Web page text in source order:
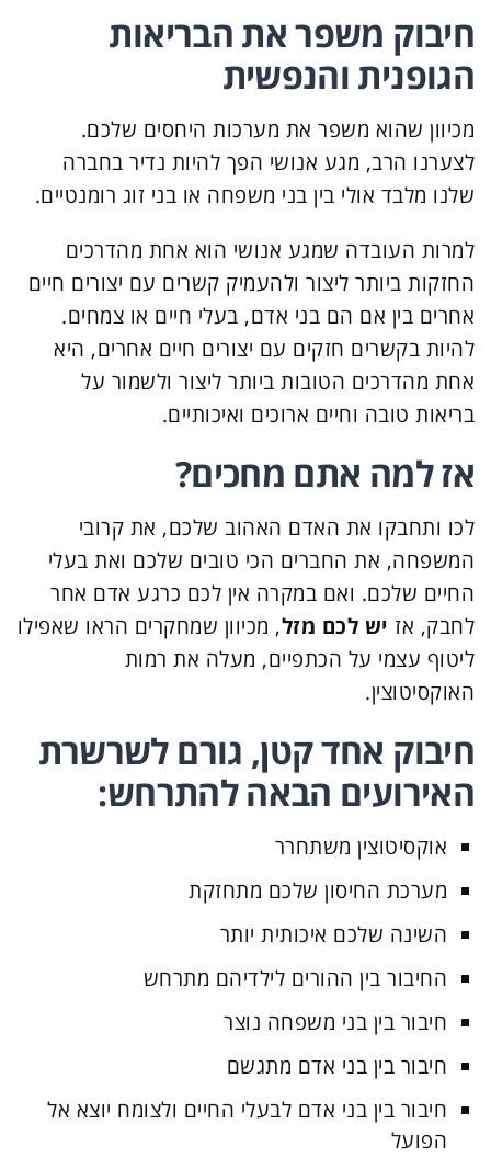
חיבוק משפר את הבריאות
הגופנית והנפשית
מכיוון שהוא משפר את מערכות היחסים שלכם.
לצערנו הרב, מגע אנושי הפך להיות נדיר בחברה
שלנו מלבד אולי בין בני משפחה או בני זוג רומנטיים.
למרות העובדה שמגע אנושי הוא אחת מהדרכים
החזקות ביותר ליצור ולהעמיק קשרים עם יצורים חיים
אחרים בין אם הם בני אדם, בעלי חיים או צמחים.
להיות בקשרים חזקים עם יצורים חיים אחרים, היא
אחת מהדרכים הטובות ביותר ליצור ולשמור על
בריאות טובה וחיים ארוכים ואיכותיים.
אז למה אתם מחכים?
לכו ותחבקו את האדם האהוב שלכם, את קרובי
המשפחה, את החברים הכי טובים שלכם ואת בעלי
החיים שלכם. ואם במקרה אין לכם כרגע אדם אחר
לחבק, אז יש לכם מזל, מכיוון שמחקרים הראו שאפילו
ליטוף עצמי על הכתפיים, מעלה את רמות
האוקסיטוצין.
חיבוק אחד קטן, גורם לשרשרת
האירועים הבאה להתרחש:
אוקסיטוצין משתחרר
מערכת החיסון שלכם מתחזקת
השינה שלכם איכותית יותר
החיבור בין ההורים לילדיהם מתרחש
חיבור בין בני משפחה נוצר
חיבור בין בני אדם מתגשם
חיבור בין בני אדם לבעלי החיים ולצומח יוצא אל
הפועל